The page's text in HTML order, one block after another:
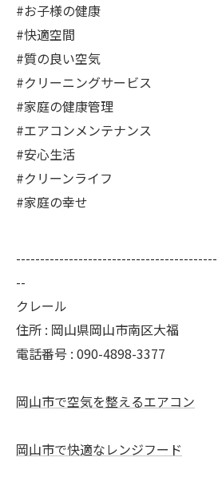
#お子様の健康
#快適空間
#質の良い空気
#クリーニングサービス
#家庭の健康管理
#エアコンメンテナンス
#安心生活
#クリーンライフ
#家庭の幸せ
--
クレール
住所 : 岡山県岡山市南区大福
電話番号 : 090-4898-3377
岡山市で空気を整えるエアコン
岡山市で快適なレンジフード